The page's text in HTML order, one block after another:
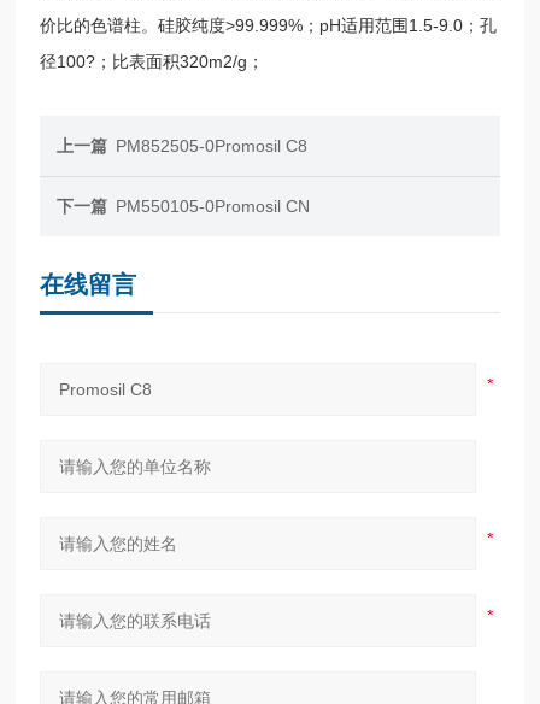
价比的色谱柱。硅胶纯度>99.999%；pH适用范围1.5-9.0；孔
径100?；比表面积320m2/g；
上一篇 PM852505-0Promosil C8
下一篇 PM550105-0Promosil CN
在线留言